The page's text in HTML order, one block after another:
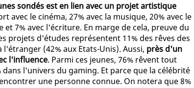
sondés est en lien avec un projet artistique
avec le cinéma, 27% avec la musique, 20% avec le
7% avec l'écriture. En marge de cela, preuve du
projets d'études représentent 11% des rêves des
(42% aux Etats-Unis). Aussi, près d'un
l'influence. Parmi ces jeunes, 76% rêvent tout
l'univers du gaming. Et parce que la célébrité
une personne connue. On notera que 8%